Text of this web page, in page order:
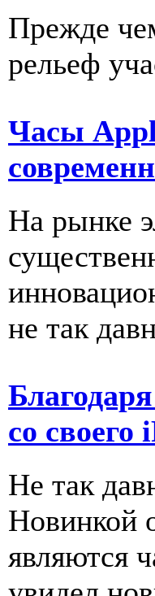
Прежде
рельеф
Часы
На рынке
не так
со своего
Не так
Новинкой
являются